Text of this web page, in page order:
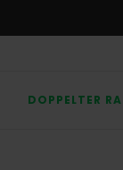
DOPPELTER